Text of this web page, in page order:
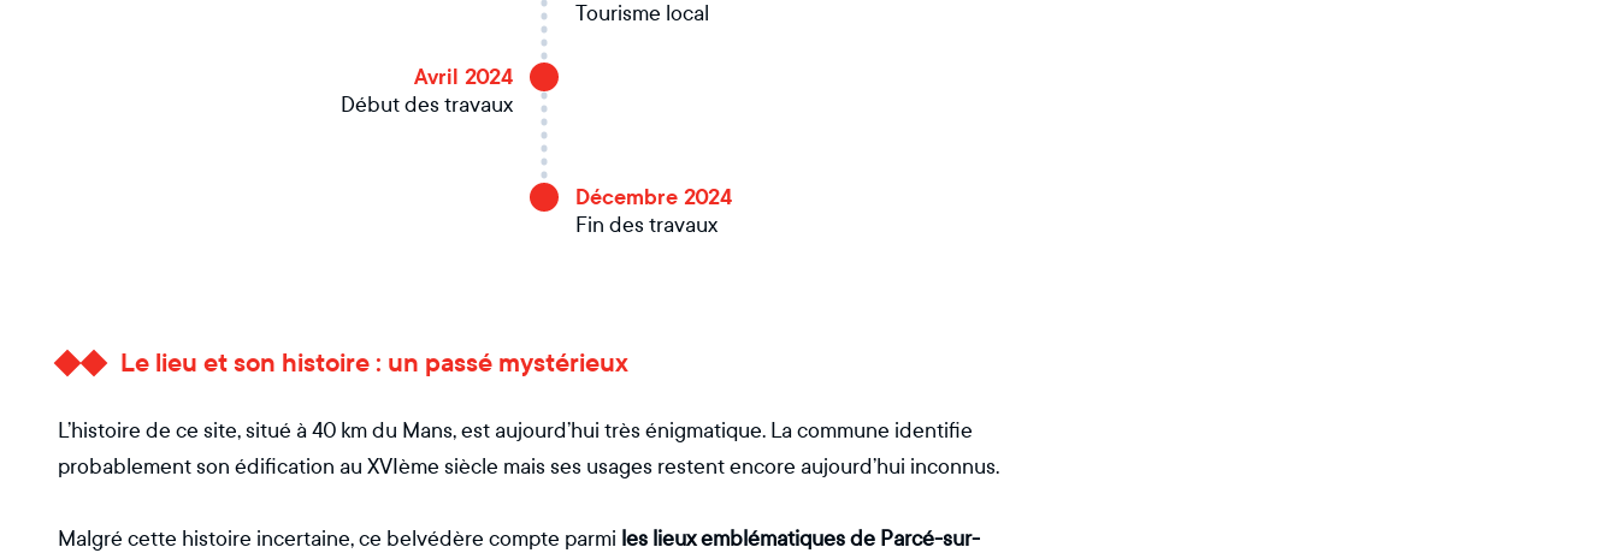
Tourisme local
Avril 2024
Début des travaux
Décembre 2024
Fin des travaux
Le lieu et son histoire : un passé mystérieux
L’histoire de ce site, situé à 40 km du Mans, est aujourd’hui très énigmatique. La commune identifie
probablement son édification au XVIème siècle mais ses usages restent encore aujourd’hui inconnus.
Malgré cette histoire incertaine, ce belvédère compte parmi les lieux emblématiques de Parcé-sur-